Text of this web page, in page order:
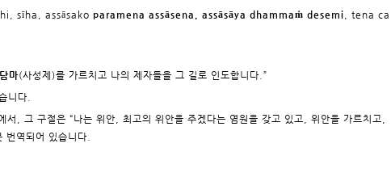
sīha, assāsako paramena assāsena, assāsāya dhammaṁ desemi , tena ca
마(사성제)를 가르치고 나의 제자들을 그 길로 인도합니다.”
니다.
, 그 구절은 “나는 위안, 최고의 위안을 주겠다는 염원을 갖고 있고, 위안을 가르치고,
번역되어 있습니다.